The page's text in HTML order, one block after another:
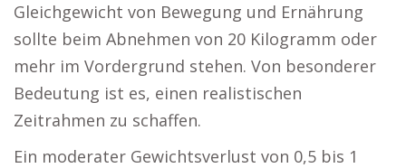
Gleichgewicht von Bewegung und Ernährung
sollte beim Abnehmen von 20 Kilogramm oder
mehr im Vordergrund stehen. Von besonderer
Bedeutung ist es, einen realistischen
Zeitrahmen zu schaffen.
Ein moderater Gewichtsverlust von 0,5 bis 1